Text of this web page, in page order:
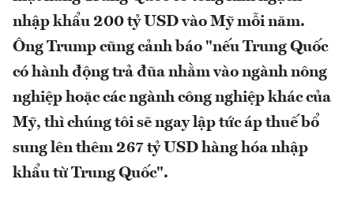
nhập khẩu 200 tỷ USD vào Mỹ mỗi năm.
Ông Trump cũng cảnh báo "nếu Trung Quốc
có hành động trả đũa nhằm vào ngành nông
nghiệp hoặc các ngành công nghiệp khác của
Mỹ, thì chúng tôi sẽ ngay lập tức áp thuế bổ
sung lên thêm 267 tỷ USD hàng hóa nhập
khẩu từ Trung Quốc".